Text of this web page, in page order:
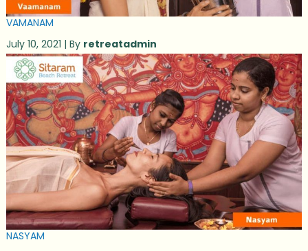
VAMANAM
July 10, 2021 | By retreatadmin
NASYAM